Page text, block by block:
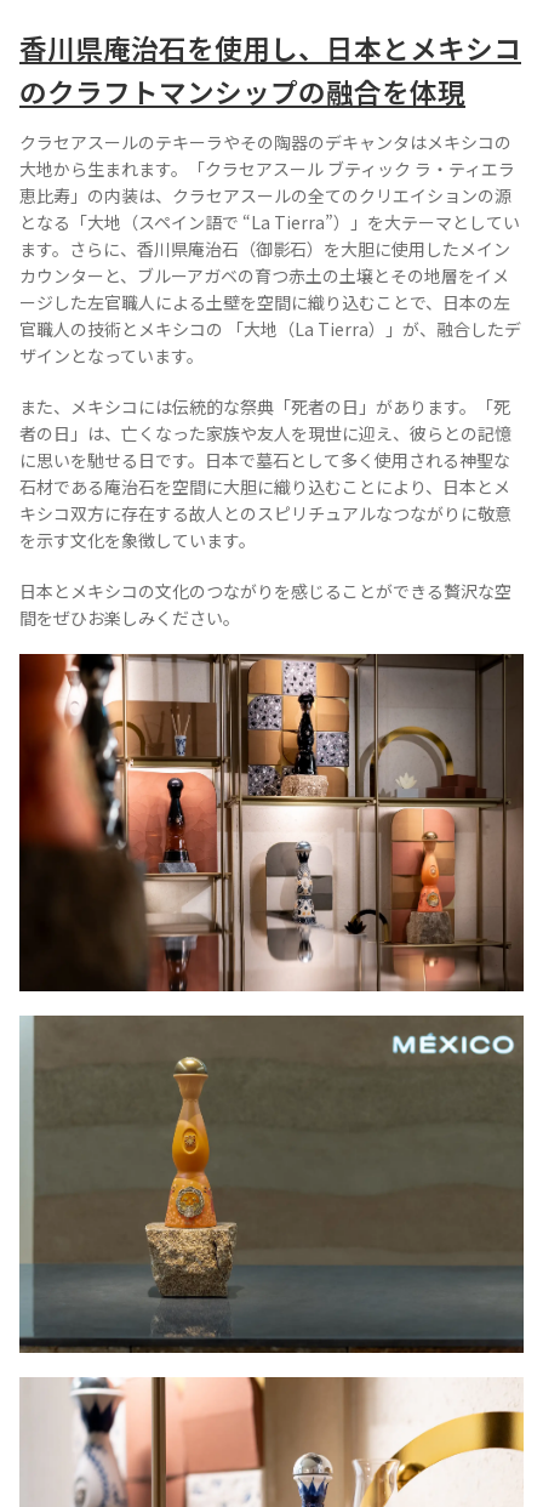
About テキーラとは
テキーラの飲み方 テキーラマップ
メキシコ料理 メキシコ旅行
メキシコの記念日 トピックス
イベント一覧
＆レストラン
お問合せ プライバシーポリシー サイトマップ
COPYRIGHT © JUAST All rights reserved.
香川県庵治石を使用し、日本とメキシコ
のクラフトマンシップの融合を体現
クラセアスールのテキーラやその陶器のデキャンタはメキシコの
大地から生まれます。「クラセアスール ブティック ラ・ティエラ
恵比寿」の内装は、クラセアスールの全てのクリエイションの源
となる「大地（スペイン語で “La Tierra”）」を大テーマとしてい
ます。さらに、香川県庵治石（御影石）を大胆に使用したメイン
カウンターと、ブルーアガベの育つ赤土の土壌とその地層をイメ
ージした左官職人による土壁を空間に織り込むことで、日本の左
官職人の技術とメキシコの 「大地（La Tierra）」が、融合したデ
ザインとなっています。
また、メキシコには伝統的な祭典「死者の日」があります。「死
者の日」は、亡くなった家族や友人を現世に迎え、彼らとの記憶
に思いを馳せる日です。日本で墓石として多く使用される神聖な
石材である庵治石を空間に大胆に織り込むことにより、日本とメ
キシコ双方に存在する故人とのスピリチュアルなつながりに敬意
を示す文化を象徴しています。
日本とメキシコの文化のつながりを感じることができる贅沢な空
間をぜひお楽しみください。